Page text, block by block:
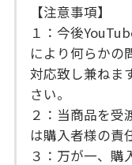
【注意事項】
１：今後
により何らかの
対応致し兼ねま
さい。
２：当商品を受
は購入者様の責
３：万が一、購